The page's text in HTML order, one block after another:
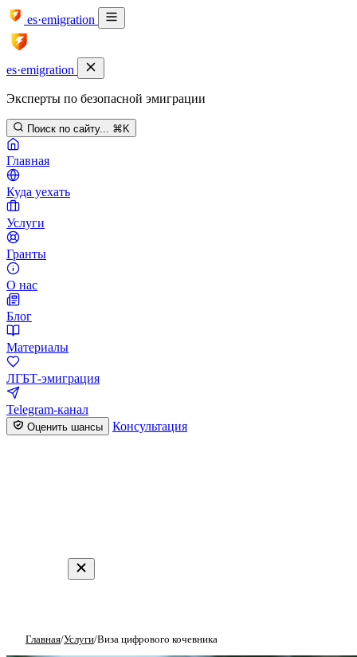
es·emigration
es·emigration
Эксперты по безопасной эмиграции
Поиск по сайту... ⌘K
Главная
Куда уехать
Услуги
Гранты
О нас
Блог
Материалы
ЛГБТ-эмиграция
Telegram-канал
Оценить шансы Консультация
Главная/Услуги/Виза цифрового кочевника